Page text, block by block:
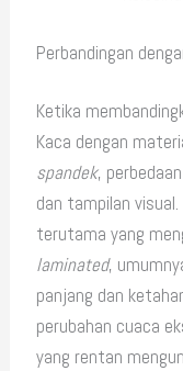
Perbandingan
Ketika
Kaca dengan
spandek,
dan tampilan visual.
terutama yang
laminated,
panjang dan
perubahan cuaca
yang rentan